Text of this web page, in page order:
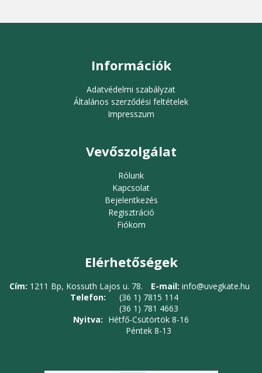
Információk
Adatvédelmi szabályzat
Általános szerződési feltételek
Impresszum
Vevőszolgálat
Rólunk
Kapcsolat
Bejelentkezés
Regisztráció
Fiókom
Elérhetőségek
Cím: 1211 Bp, Kossuth Lajos u. 78. E-mail: info@uvegkate.hu
Telefon:
(36 1) 7815 114
(36 1) 781 4663
Nyitva: Hétfő-Csütörtök 8-16
Péntek 8-13